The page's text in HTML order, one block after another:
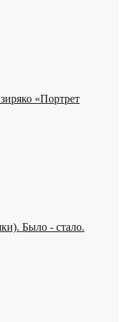
«Портрет
Было - стало.